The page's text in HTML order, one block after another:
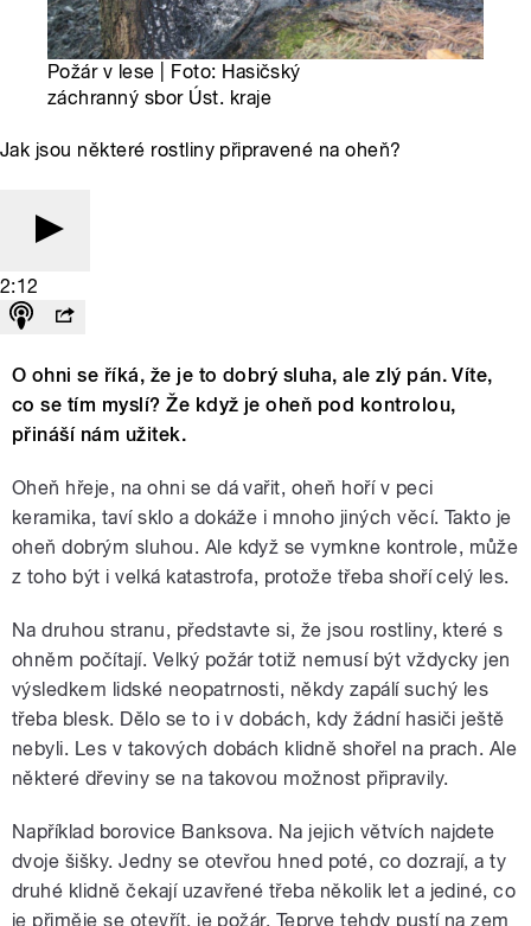
Požár v lese | Foto: Hasičský
záchranný sbor Úst. kraje
Jak jsou některé rostliny připravené na oheň?
2:12
O ohni se říká, že je to dobrý sluha, ale zlý pán. Víte,
co se tím myslí? Že když je oheň pod kontrolou,
přináší nám užitek.
Oheň hřeje, na ohni se dá vařit, oheň hoří v peci
keramika, taví sklo a dokáže i mnoho jiných věcí. Takto je
oheň dobrým sluhou. Ale když se vymkne kontrole, může
z toho být i velká katastrofa, protože třeba shoří celý les.
Na druhou stranu, představte si, že jsou rostliny, které s
ohněm počítají. Velký požár totiž nemusí být vždycky jen
výsledkem lidské neopatrnosti, někdy zapálí suchý les
třeba blesk. Dělo se to i v dobách, kdy žádní hasiči ještě
nebyli. Les v takových dobách klidně shořel na prach. Ale
některé dřeviny se na takovou možnost připravily.
Například borovice Banksova. Na jejich větvích najdete
dvoje šišky. Jedny se otevřou hned poté, co dozrají, a ty
druhé klidně čekají uzavřené třeba několik let a jediné, co
je přiměje se otevřít, je požár. Teprve tehdy pustí na zem